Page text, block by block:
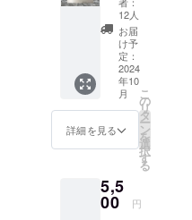
日時が
決まり
ました
ら問い
合わせ
フォー
ムから
くださ
い。 そ
ン発送
でご案
限
2024年
12月末
まで 開
催場所
ミノル
製作
所 ※上
越新幹
約8分
（現地
見せし
た後、
職人と
一緒に
実際作
製して
いただ
きま
す。 有
12月末
まで 開
レート
に支援
者様の
お名前
を入
れ、新
店舗の
壁に飾
らさせ
ていた
に飾ら
せてい
ただい
12人
お届
け予
定：
2024
年10
月
詳細を見る
こ
の
リ
タ
ー
ン
を
選
択
す
る
5,5
00 円